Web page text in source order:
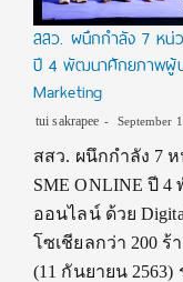
สสว. ผนึกกำลัง 7 หน่ว
ปี 4 พัฒนาศักยภาพผู้ป
Marketing
tui sakrapee September
สสว. ผนึกกำลัง 7
SME ONLINE ปี
ออนไลน์ ด้วย
โซเชียลกว่า 200
(11 กันยายน 2563)